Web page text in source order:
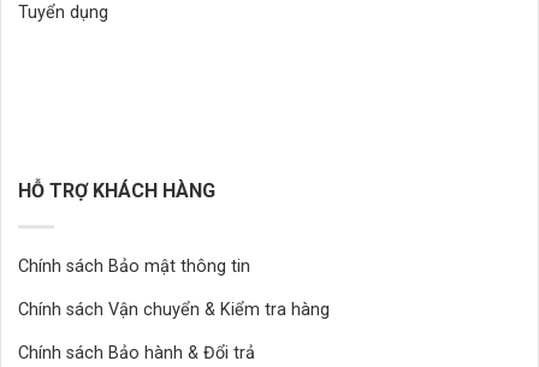
Tuyển dụng
HỖ TRỢ KHÁCH HÀNG
Chính sách Bảo mật thông tin
Chính sách Vận chuyển & Kiểm tra hàng
Chính sách Bảo hành & Đổi trả